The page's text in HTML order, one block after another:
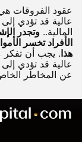
عقود الفروقات
عالية قد تؤدي
المالية..
الأفراد تخسر
هذا. يجب أن تفكر
عالية قد تؤدي
عن المخاطر الخاص